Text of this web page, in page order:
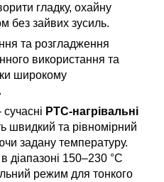
гладку, охайну
без зайвих зусиль.
та розгладження
використання та
широкому
PTC-нагрівальні
швидкий та рівномірний
задану температуру.
діапазоні 150–230 °C
режим для тонкого